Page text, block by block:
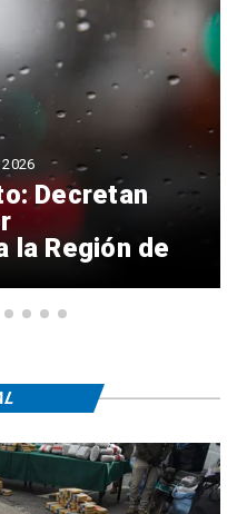
Decretan
la Región de